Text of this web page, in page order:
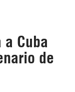
Cuba
de